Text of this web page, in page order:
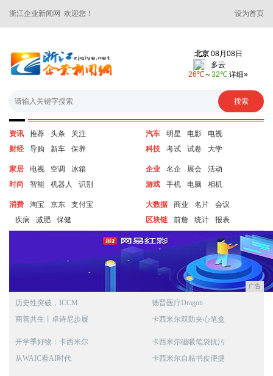
浙江企业新闻网 欢迎您！ 设为首页
资讯 推荐 头条
关注
财经
导购 新车 保养
汽车 明星 电影
电视
科技
考试 试卷 大学
家居 电视 空调
冰箱
时尚
智能 机器人 识别
企业 名企 展会
活动
游戏
手机 电脑 相机
消费 淘宝 京东
支付宝
疾病
减肥 保健
大数据 商业 名片
会议
区块链
前詹 统计 报表
广告
历史性突破，ICCM
商善共生丨卓诗尼步履
德晋医疗Dragon
卡西米尔双防夹心笔盒
开学季好物：卡西米尔
从WAIC看AI时代
卡西米尔磁吸笔袋抗污
卡西米尔自粘书皮便捷